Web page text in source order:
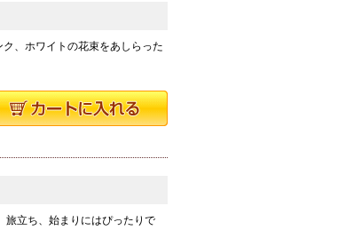
、ホワイトの花束をあしらった
旅立ち、始まりにはぴったりで